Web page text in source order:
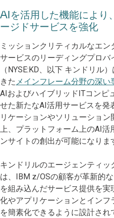
AIを活用した機能により
ージドサービスを強化
ミッションクリティカルなエ
サービスのリーディングプロ
（NYSE:KD、以下 キンドリル
きた メインフレーム分野の深い
AIおよびハイブリッドITコンピ
せた新たなAI活用サービスを
リケーションやソリューショ
上、プラットフォーム上のAI活
ンサイトの創出が可能になりま
キンドリルのエージェンティ
は、IBM z/OSの顧客が革新的
を組み込んだサービス提供を
化やアプリケーションとイン
を簡素化できるように設計され